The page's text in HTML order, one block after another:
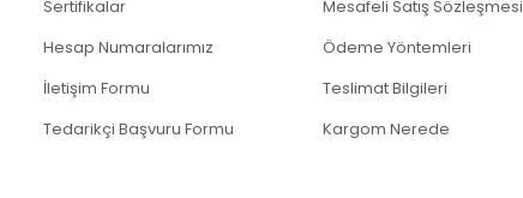
Sertifikalar
Hesap Numaralarımız
İletişim Formu
Tedarikçi Başvuru Formu
Mesafeli Satış Sözleşmesi
Ödeme Yöntemleri
Teslimat Bilgileri
Kargom Nerede